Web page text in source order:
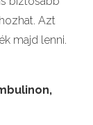
Azt
majd lenni.